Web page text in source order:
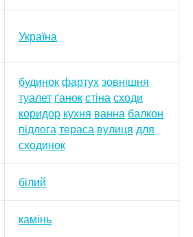
Україна
будинокфартухзовнішня
туалет ґанокстінасходи
коридор кухня ванна балкон
підлогатераса вулиця для
сходинок
білий
камінь